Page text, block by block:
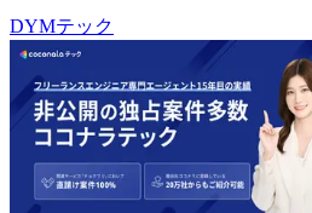
DYMテック